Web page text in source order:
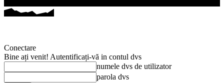
Conectare
Bine ați venit! Autentificați-vă in contul dvs
numele dvs de utilizator
parola dvs